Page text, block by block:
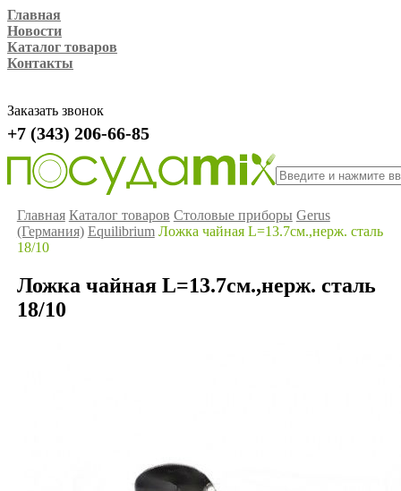
Главная
Новости
Каталог товаров
Контакты
Заказать звонок
+7 (343) 206-66-85
Главная Каталог товаров Столовые приборы Gerus
(Германия) Equilibrium Ложка чайная L=13.7см.,нерж. сталь
18/10
Ложка чайная L=13.7см.,нерж. сталь
18/10